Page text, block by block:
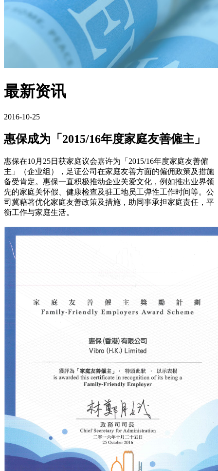
最新资讯
2016-10-25
惠保成为「2015/16年度家庭友善僱主」
惠保在10月25日获家庭议会嘉许为「2015/16年度家庭友善僱
主」（企业组），足证公司在家庭友善方面的僱佣政策及措施
备受肯定。惠保一直积极推动企业关爱文化，例如推出业界领
先的家庭关怀假、健康检查及驻工地员工弹性工作时间等。公
司冀藉著优化家庭友善政策及措施，助同事承担家庭责任，平
衡工作与家庭生活。